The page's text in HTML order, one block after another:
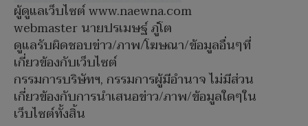
ผู้ดูแลเว็บไซต์ www.naewna.com
webmaster นายปรเมษฐ์ ภู่โต
ดูแลรับผิดชอบข่าว/ภาพ/โฆษณา/ข้อมูลอื่นๆที่
เกี่ยวข้องกับเว็บไซต์
กรรมการบริษัทฯ, กรรมการผู้มีอำนาจ ไม่มีส่วน
เกี่ยวข้องกับการนำเสนอข่าว/ภาพ/ข้อมูลใดๆใน
เว็บไซต์ทั้งสิ้น